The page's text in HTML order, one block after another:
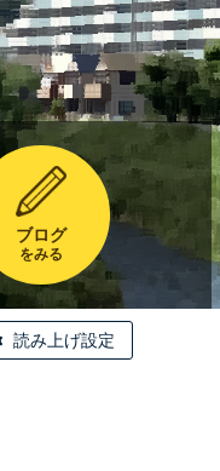
ブログ
をみる
読み上げ設定